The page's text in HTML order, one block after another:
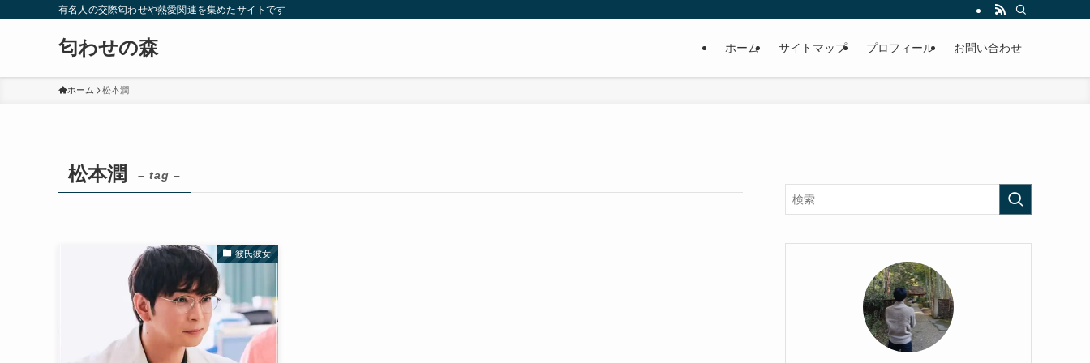
有名人の交際匂わせや熱愛関連を集めたサイトです
匂わせの森 ホーム サイトマップ プロフィール お問い合わせ
ホーム 松本潤
松本潤 – tag –
彼氏彼女